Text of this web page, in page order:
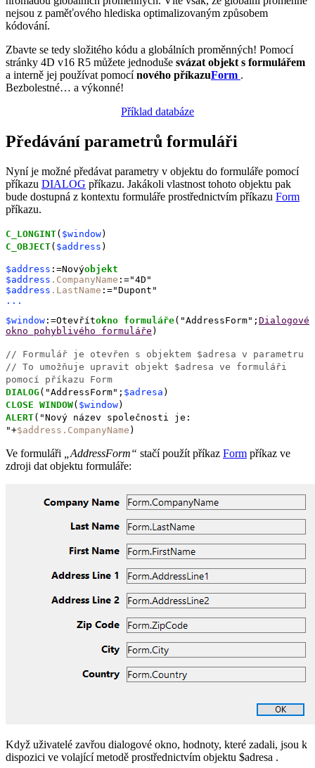
nejsou z paměťového hlediska optimalizovaným způsobem
kódování.
Zbavte se tedy složitého kódu a globálních proměnných! Pomocí
stránky 4D v16 R5 můžete jednoduše svázat objekt s formulářem
a interně jej používat pomocínového příkazuForm .
Bezbolestné… a výkonné!
Příklad databáze
Předávání parametrů formuláři
Nyní je možné předávat parametry v objektu do formuláře pomocí
příkazu DIALOG příkazu. Jakákoli vlastnost tohoto objektu pak
bude dostupná z kontextu formuláře prostřednictvím příkazu Form
příkazu.
C_LONGINT( $window)
C_OBJECT( $address )
$address :=Novýobjekt
$address .CompanyName :="4D"
$address .LastName :="Dupont"
...
$window :=Otevřítokno formuláře("AddressForm"; Dialogové
okno pohyblivého formuláře )
// Formulář je otevřen s objektem $adresa v parametru
// To umožňuje upravit objekt $adresa ve formuláři
pomocí příkazu Form
DIALOG("AddressForm"; $adresa )
CLOSE WINDOW( $window)
ALERT("Nový název společnosti je:
"+$address .CompanyName )
Ve formuláři „AddressForm“ stačí použít příkaz Form příkaz ve
zdroji dat objektu formuláře:
Když uživatelé zavřou dialogové okno, hodnoty, které zadali, jsou k
dispozici ve volající metodě prostřednictvím objektu $adresa .